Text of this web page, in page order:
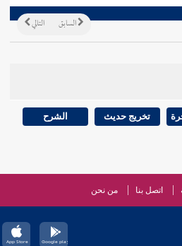
التالي السابق
تخريج حديث الشرح
اتصل بنا من نحن